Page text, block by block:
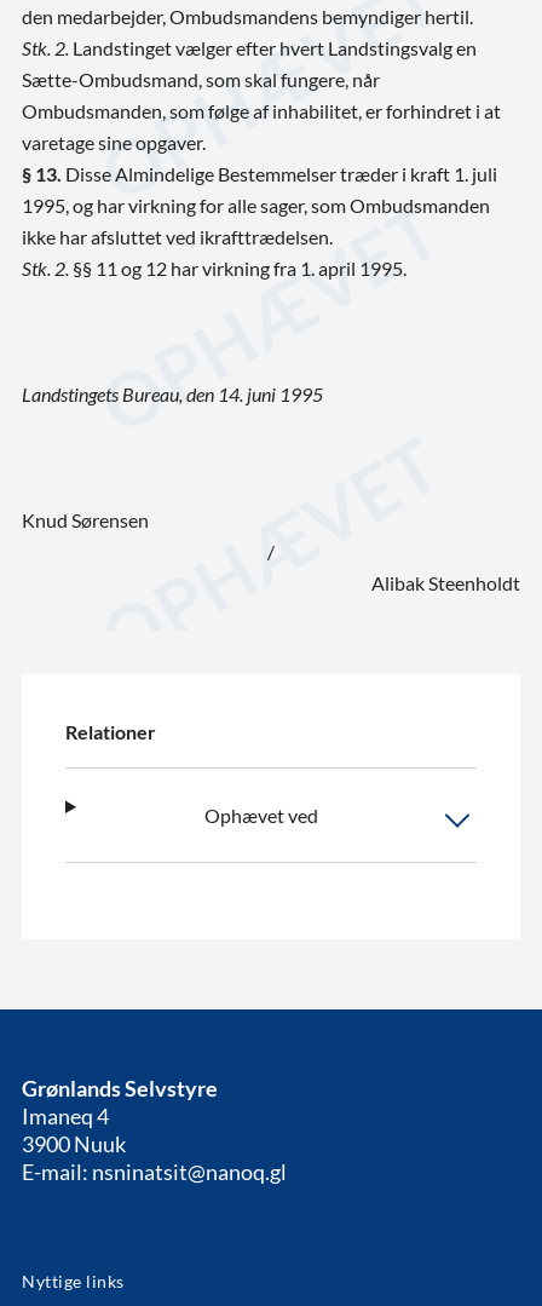
den medarbejder, Ombudsmandens bemyndiger hertil.
Stk. 2. Landstinget vælger efter hvert Landstingsvalg en
Sætte-Ombudsmand, som skal fungere, når
Ombudsmanden, som følge af inhabilitet, er forhindret i at
varetage sine opgaver.
§ 13. Disse Almindelige Bestemmelser træder i kraft 1. juli
1995, og har virkning for alle sager, som Ombudsmanden
ikke har afsluttet ved ikrafttrædelsen.
Stk. 2. §§ 11 og 12 har virkning fra 1. april 1995.
Landstingets Bureau, den 14. juni 1995
Knud Sørensen
/
Alibak Steenholdt
Relationer
Ophævet ved
Grønlands Selvstyre
Imaneq 4
3900 Nuuk
E-mail: nsninatsit@nanoq.gl
Nyttige links